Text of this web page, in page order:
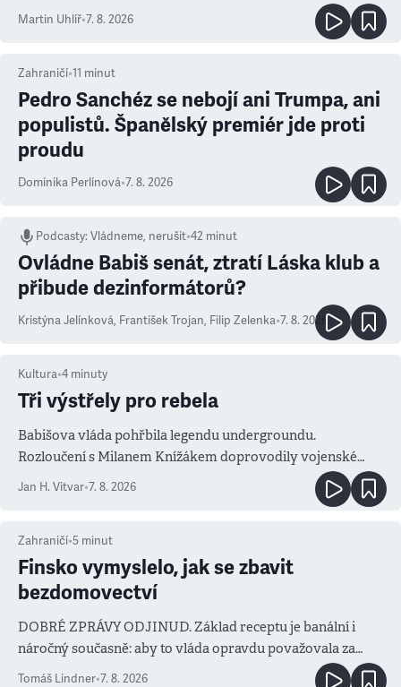
Martin Uhlíř•7. 8. 2026
Zahraničí•11 minut
Pedro Sanchéz se nebojí ani Trumpa, ani
populistů. Španělský premiér jde proti
proudu
Dominika Perlínová•7. 8. 2026
Podcasty:Vládneme, nerušit•42 minut
Ovládne Babiš senát, ztratí Láska klub a
přibude dezinformátorů?
Kristýna Jelínková, František Trojan, Filip Zelenka•7. 8. 2026
Kultura•4 minuty
Tři výstřely pro rebela
Babišova vláda pohřbila legendu undergroundu.
Rozloučení s Milanem Knížákem doprovodily vojenské
Jan H. Vitvar•7. 8. 2026
Zahraničí•5 minut
Finsko vymyslelo, jak se zbavit
bezdomovectví
DOBRÉ ZPRÁVY ODJINUD. Základ receptu je banální i
náročný současně: aby to vláda opravdu považovala za
Tomáš Lindner•7. 8. 2026